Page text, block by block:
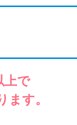
上で
ます。